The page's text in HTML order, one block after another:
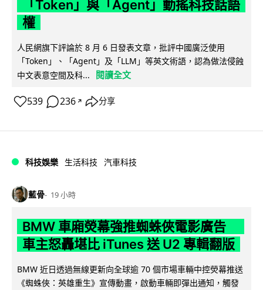
「Token」與「Agent」動搖科技話語
權
人民網旗下評論於 8 月 6 日發表文章，批評中國廣泛使用
「Token」、「Agent」及「LLM」等英文術語，認為做法侵蝕
中文表意空間及科...
閱讀全文
539 236 ↗ 分享
科技娛樂 生活科技 汽車科技
藍骨 19 小時
BMW 車廂熒幕強推蜘蛛俠電影廣告
車主怒轟堪比 iTunes 送 U2 專輯翻版
BMW 近日透過無線更新向全球逾 70 個市場車輛中控熒幕推送
《蜘蛛俠：英雄重生》宣傳動畫，啟動車輛即彈出通知，觸發